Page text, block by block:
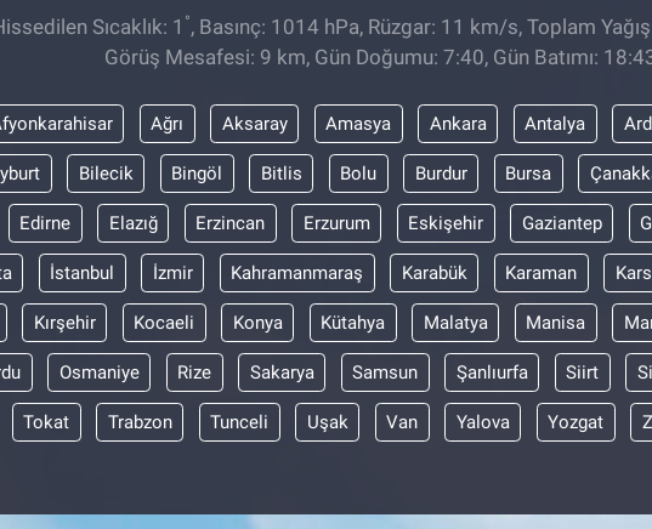
Sıcaklık: 1 °, Basınç: 1014 hPa, Rüzgar: 11 km/s, Toplam
Görüş Mesafesi: 9 km, Gün Doğumu: 7:40, Gün Batımı:
Ağrı Aksaray Amasya Ankara Antalya
Bilecik Bingöl Bitlis Bolu Burdur Bursa
Edirne Elazığ Erzincan Erzurum Eskişehir Gaziantep
İstanbul İzmir Kahramanmaraş Karabük Karaman Kars
Kırşehir Kocaeli Konya Kütahya Malatya Manisa
Osmaniye Rize Sakarya Samsun Şanlıurfa Siirt
Tokat Trabzon Tunceli Uşak Van Yalova Yozgat